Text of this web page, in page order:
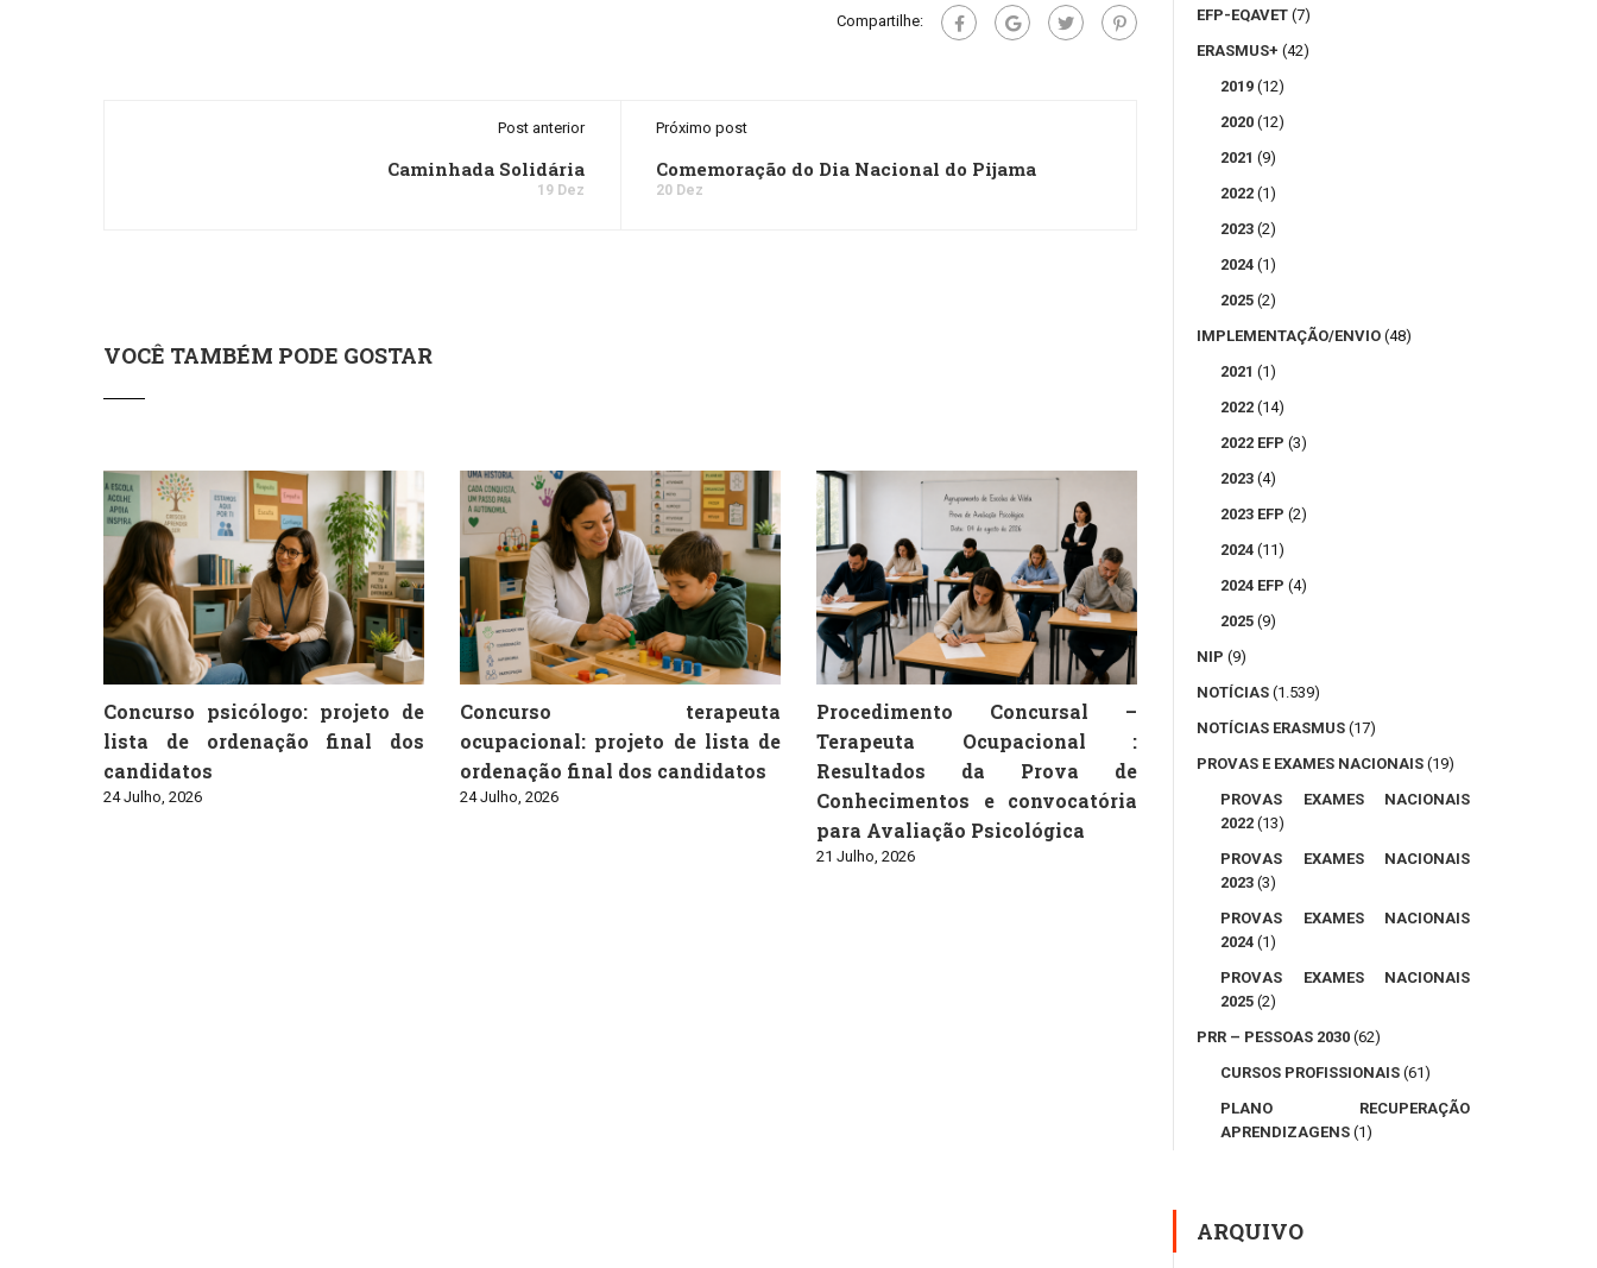
Compartilhe:
Post anterior
Caminhada Solidária
19 Dez
Próximo post
Comemoração do Dia Nacional do Pijama
20 Dez
VOCÊ TAMBÉM PODE GOSTAR
Concurso psicólogo: projeto de
lista de ordenação final dos
candidatos
24 Julho, 2026
Concurso terapeuta
ocupacional: projeto de lista de
ordenação final dos candidatos
24 Julho, 2026
Procedimento Concursal –
Terapeuta Ocupacional :
Resultados da Prova de
Conhecimentos e convocatória
para Avaliação Psicológica
21 Julho, 2026
EFP-EQAVET (7)
ERASMUS+ (42)
2019 (12)
2020 (12)
2021 (9)
2022 (1)
2023 (2)
2024 (1)
2025 (2)
IMPLEMENTAÇÃO/ENVIO (48)
2021 (1)
2022 (14)
2022 EFP (3)
2023 (4)
2023 EFP (2)
2024 (11)
2024 EFP (4)
2025 (9)
NIP (9)
NOTÍCIAS (1.539)
NOTÍCIAS ERASMUS (17)
PROVAS E EXAMES NACIONAIS (19)
PROVAS EXAMES NACIONAIS
2022 (13)
PROVAS EXAMES NACIONAIS
2023 (3)
PROVAS EXAMES NACIONAIS
2024 (1)
PROVAS EXAMES NACIONAIS
2025 (2)
PRR – PESSOAS 2030 (62)
CURSOS PROFISSIONAIS (61)
PLANO RECUPERAÇÃO
APRENDIZAGENS (1)
ARQUIVO